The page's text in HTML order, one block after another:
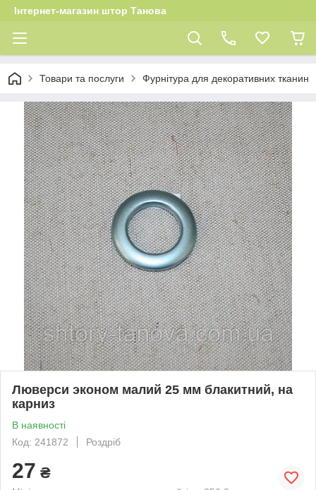
Інтернет-магазин штор Танова
Товари та послуги Фурнітура для декоративних тканин
Люверси эконом малий 25 мм блакитний, на
карниз
В наявності
Код: 241872
Роздріб
27 ₴